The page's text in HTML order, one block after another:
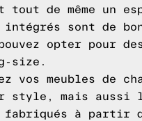
de même un
sont de
opter pour
size.
vos meubles de
style, mais
fabriqués à partir